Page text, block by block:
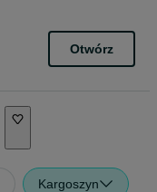
Otwórz
Kargoszyn